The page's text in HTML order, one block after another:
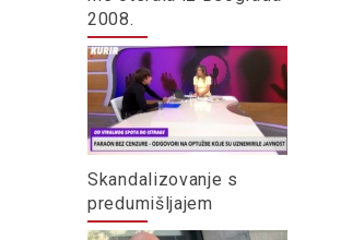
2008.
Skandalizovanje s
predumišljajem